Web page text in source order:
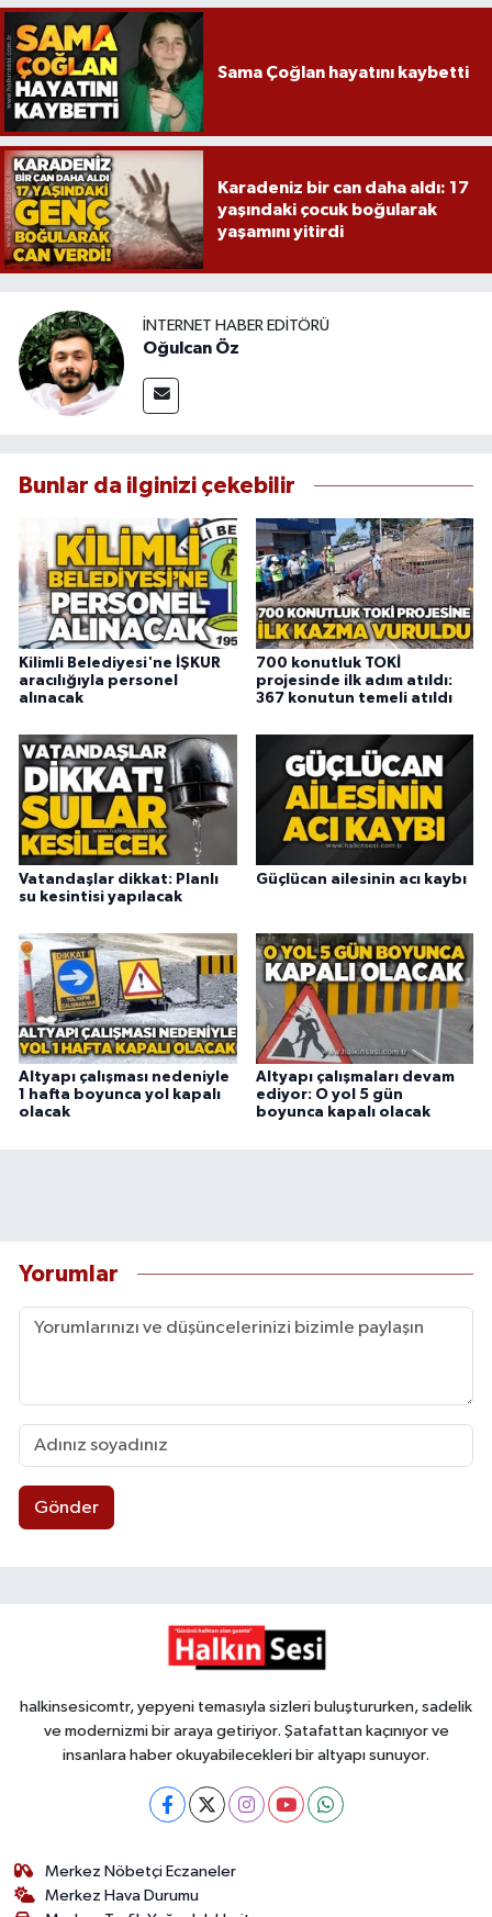
Sama Çoğlan hayatını kaybetti
Karadeniz bir can daha aldı: 17
yaşındaki çocuk boğularak
yaşamını yitirdi
İNTERNET HABER EDITÖRÜ
Oğulcan Öz
Bunlar da ilginizi çekebilir
Kilimli Belediyesi'ne İŞKUR
aracılığıyla personel
alınacak
700 konutluk TOKİ
projesinde ilk adım atıldı:
367 konutun temeli atıldı
Vatandaşlar dikkat: Planlı
su kesintisi yapılacak
Güçlücan ailesinin acı kaybı
Altyapı çalışması nedeniyle
1 hafta boyunca yol kapalı
olacak
Altyapı çalışmaları devam
ediyor: O yol 5 gün
boyunca kapalı olacak
Yorumlar
Gönder
halkinsesicomtr, yepyeni temasıyla sizleri buluştururken, sadelik
ve modernizmi bir araya getiriyor. Şatafattan kaçınıyor ve
insanlara haber okuyabilecekleri bir altyapı sunuyor.
Merkez Nöbetçi Eczaneler
Merkez Hava Durumu